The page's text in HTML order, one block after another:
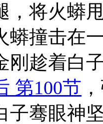
，将火蟒
蟒撞击在
刚趁着白
第100节
子骞眼神